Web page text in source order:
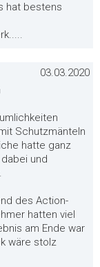
hat bestens
03.03.2020
Schutzmänteln
hatte ganz
und
des Action-
hatten viel
am Ende war
wäre stolz